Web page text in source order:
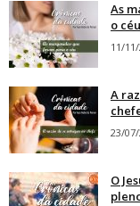
As
o céu
11/
A
23/
O